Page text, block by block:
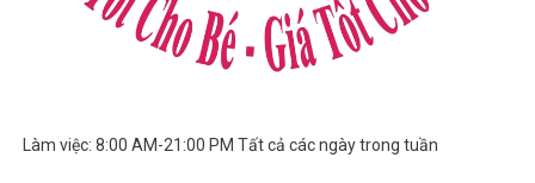
Làm việc: 8:00 AM-21:00 PM Tất cả các ngày trong tuần